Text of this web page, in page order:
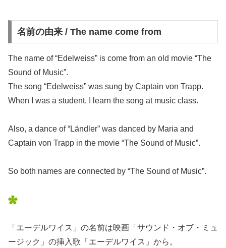
名前の由来 / The name come from
The name of “Edelweiss” is come from an old movie “The
Sound of Music”.
The song “Edelweiss” was sung by Captain von Trapp.
When I was a student, I learn the song at music class.
Also, a dance of “Ländler” was danced by Maria and
Captain von Trapp in the movie “The Sound of Music”.
So both names are connected by “The Sound of Music”.
「エーデルワイス」の名前は映画「サウンド・オブ・ミュ
ージック」の挿入歌「エーデルワイス」から。